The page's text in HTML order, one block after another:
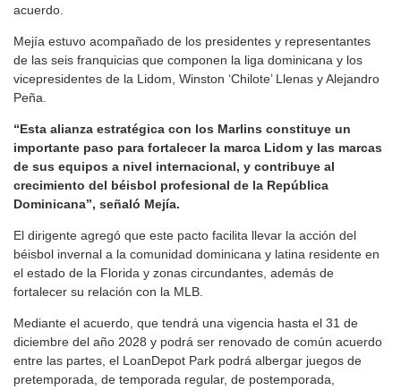
acuerdo.
Mejía estuvo acompañado de los presidentes y representantes
de las seis franquicias que componen la liga dominicana y los
vicepresidentes de la Lidom, Winston ‘Chilote’ Llenas y Alejandro
Peña.
“Esta alianza estratégica con los Marlins constituye un
importante paso para fortalecer la marca Lidom y las marcas
de sus equipos a nivel internacional, y contribuye al
crecimiento del béisbol profesional de la República
Dominicana”, señaló Mejía.
El dirigente agregó que este pacto facilita llevar la acción del
béisbol invernal a la comunidad dominicana y latina residente en
el estado de la Florida y zonas circundantes, además de
fortalecer su relación con la MLB.
Mediante el acuerdo, que tendrá una vigencia hasta el 31 de
diciembre del año 2028 y podrá ser renovado de común acuerdo
entre las partes, el LoanDepot Park podrá albergar juegos de
pretemporada, de temporada regular, de postemporada,